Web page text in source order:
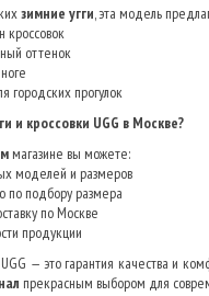
зимние угги , эта модель
оттенок
прогулок
и кроссовки UGG в Москве?
магазине вы можете:
моделей и размеров
по подбору размера
по Москве
продукции
UGG — это гарантия качества и
прекрасным выбором для